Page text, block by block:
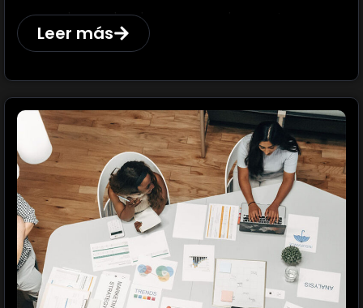
que pueden ayudar a las empresas a lograr este
objetivo.En este artículo, explicaremos en detalle qué son
campaign con ellos y cómo se pueden integrar con un
CRM.
Leer más